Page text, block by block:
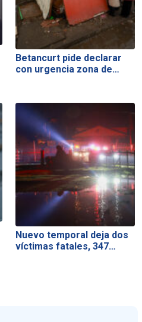
Betancurt pide declarar
con urgencia zona de…
Nuevo temporal deja dos
víctimas fatales, 347…